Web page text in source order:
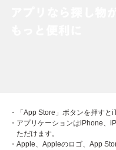
・「App Store」ボタンを押すと
・アプリケーションはiPhone、
ただけます。
・Apple、Appleのロゴ、App